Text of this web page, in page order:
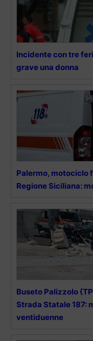
Incidente con tre
grave una donna
Palermo, motociclo
Regione Siciliana:
Buseto Palizzolo
Strada Statale 187:
ventiduenne